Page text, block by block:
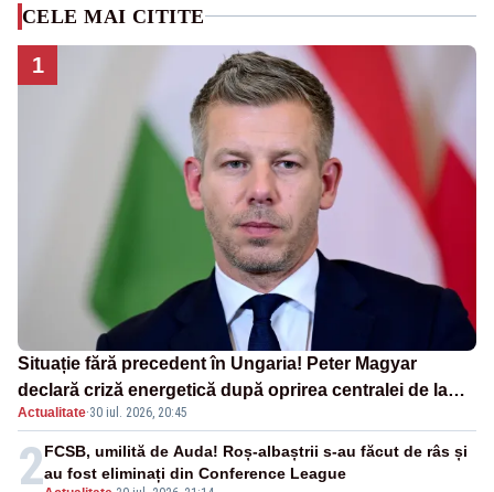
CELE MAI CITITE
1
Situație fără precedent în Ungaria! Peter Magyar
declară criză energetică după oprirea centralei de la
Paks
Actualitate·30 iul. 2026, 20:45
2FCSB, umilită de Auda! Roș-albaștrii s-au făcut de râs și
au fost eliminați din Conference League